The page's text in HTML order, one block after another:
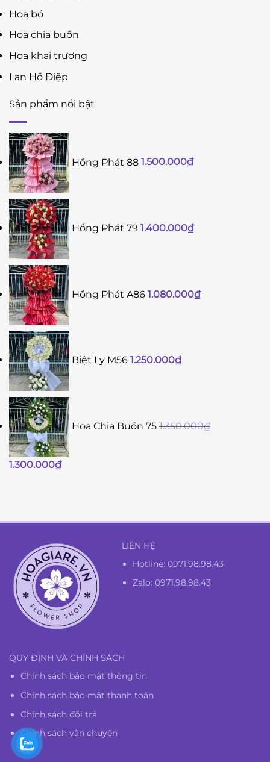
Hoa bó
Hoa chia buồn
Hoa khai trương
Lan Hồ Điệp
Sản phẩm nổi bật
Hồng Phát 88 1.500.000₫
Hồng Phát 79 1.400.000₫
Hồng Phát A86 1.080.000₫
Biệt Ly M56 1.250.000₫
Hoa Chia Buồn 75 1.350.000₫
Giá
1.300.000₫Giá
1.300.000₫.
LIÊN HỆ
Hotline:0971.98.98.43
Zalo: 0971.98.98.43
QUY ĐỊNH VÀ CHÍNH SÁCH
Chính sách bảo mật thông tin
Chính sách bảo mật thanh toán
Chính sách đổi trả
Chính sách vận chuyển